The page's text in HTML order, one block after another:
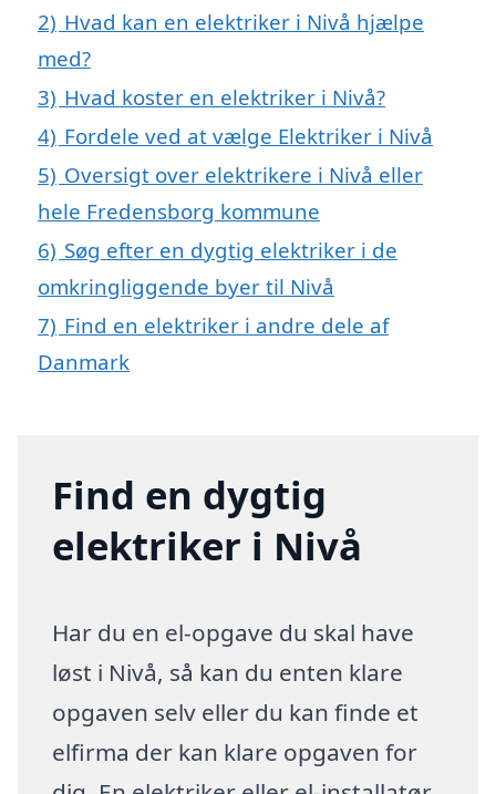
2) Hvad kan en elektriker i Nivå hjælpe
med?
3) Hvad koster en elektriker i Nivå?
4) Fordele ved at vælge Elektriker i Nivå
5) Oversigt over elektrikere i Nivå eller
hele Fredensborg kommune
6) Søg efter en dygtig elektriker i de
omkringliggende byer til Nivå
7) Find en elektriker i andre dele af
Danmark
Find en dygtig
elektriker i Nivå
Har du en el-opgave du skal have
løst i Nivå, så kan du enten klare
opgaven selv eller du kan finde et
elfirma der kan klare opgaven for